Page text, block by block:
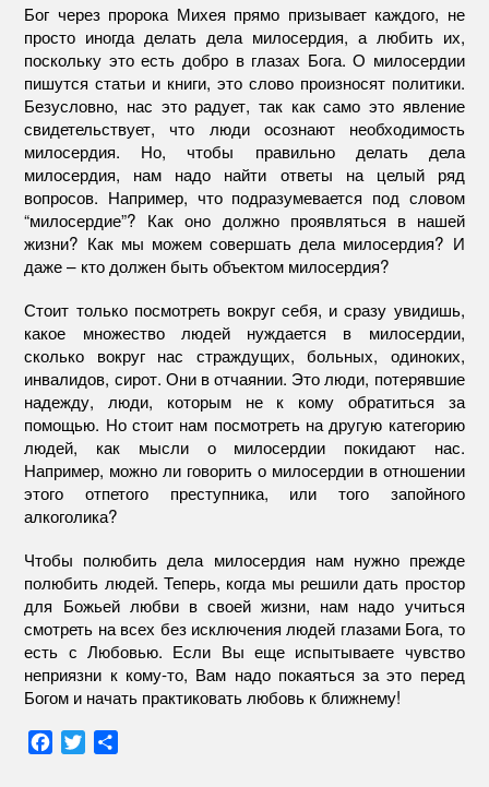
Бог через пророка Михея прямо призывает каждого, не
просто иногда делать дела милосердия, а любить их,
поскольку это есть добро в глазах Бога. О милосердии
пишутся статьи и книги, это слово произносят политики.
Безусловно, нас это радует, так как само это явление
свидетельствует, что люди осознают необходимость
милосердия. Но, чтобы правильно делать дела
милосердия, нам надо найти ответы на целый ряд
вопросов. Например, что подразумевается под словом
“милосердие”? Как оно должно проявляться в нашей
жизни? Как мы можем совершать дела милосердия? И
даже – кто должен быть объектом милосердия?
Стоит только посмотреть вокруг себя, и сразу увидишь,
какое множество людей нуждается в милосердии,
сколько вокруг нас страждущих, больных, одиноких,
инвалидов, сирот. Они в отчаянии. Это люди, потерявшие
надежду, люди, которым не к кому обратиться за
помощью. Но стоит нам посмотреть на другую категорию
людей, как мысли о милосердии покидают нас.
Например, можно ли говорить о милосердии в отношении
этого отпетого преступника, или того запойного
алкоголика?
Чтобы полюбить дела милосердия нам нужно прежде
полюбить людей. Теперь, когда мы решили дать простор
для Божьей любви в своей жизни, нам надо учиться
смотреть на всех без исключения людей глазами Бога, то
есть с Любовью. Если Вы еще испытываете чувство
неприязни к кому-то, Вам надо покаяться за это перед
Богом и начать практиковать любовь к ближнему!